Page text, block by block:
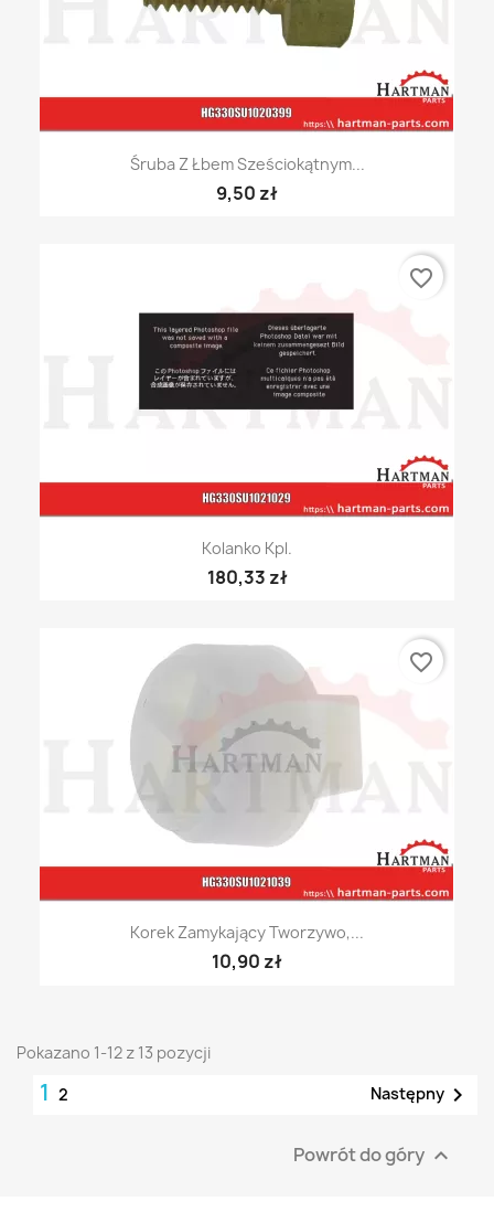
Śruba Z Łbem Sześciokątnym...
9,50 zł
Kolanko Kpl.
180,33 zł
favorite_border
Korek Zamykający Tworzywo,...
10,90 zł
favorite_border
Pokazano 1-12 z 13 pozycji
1 2 Następny 
Powrót do góry 